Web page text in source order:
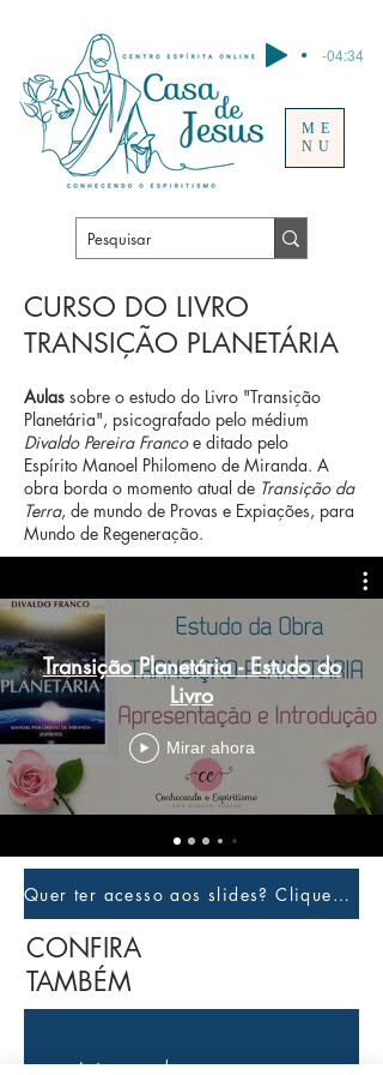
ME
NU
-04:34
CURSO DO LIVRO
TRANSIÇÃO PLANETÁRIA
Aulas sobre o estudo do Livro "Transição
Planetária", psicografado pelo médium
Divaldo Pereira Francoe ditado pelo
Espírito Manoel Philomeno de Miranda. A
obra borda o momento atual de Transição da
Terra, de mundo de Provas e Expiações, para
Mundo de Regeneração.
Transição Planetária - Estudo do
Livro
Mirar ahora
Quer ter acesso aos slides? Clique aqui e faça login
CONFIRA
TAMBÉM